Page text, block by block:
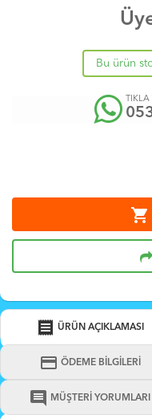
Bu ürün
shopping_cart
receipt ÜRÜN AÇIKLAMASI
credit_card ÖDEME BİLGİLERİ
comment MÜŞTERİ YORUMLARI